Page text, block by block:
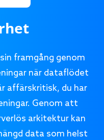
framgång genom
när dataflödet
affärskritisk, du har
Genom att
arkitektur kan
data som helst